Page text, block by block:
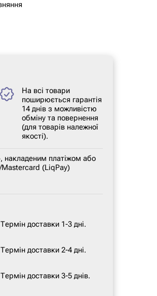
На всі товари
поширюється гарантія
14 днів з можливістю
обміну та повернення
(для товарів належної
якості).
накладеним платіжом або
(LiqPay)
Термін доставки 1-3 дні.
Термін доставки 2-4 дні.
Термін доставки 3-5 днів.